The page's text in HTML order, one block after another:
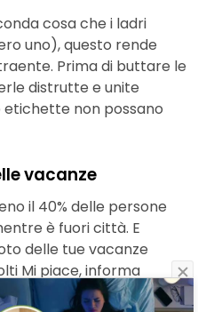
cosa che i ladri
uno), questo rende
Prima di buttare le
distrutte e unite
etichette non possano
vacanze
il 40% delle persone
è fuori città. E
delle tue vacanze
Mi piace, informa
che ora sei lontano da